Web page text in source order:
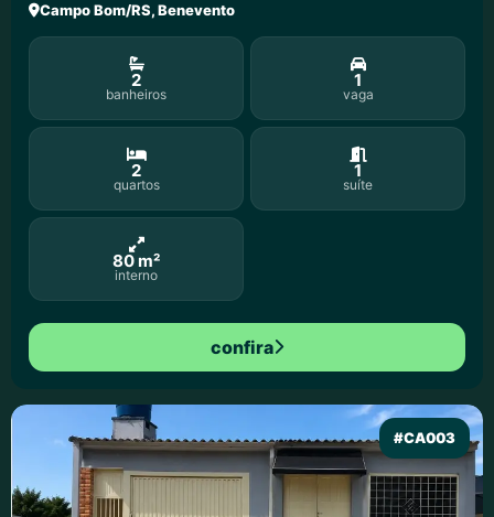
Campo Bom/RS, Benevento
2
banheiros
1
vaga
2
quartos
1
suíte
80 m²
interno
confira
#CA003